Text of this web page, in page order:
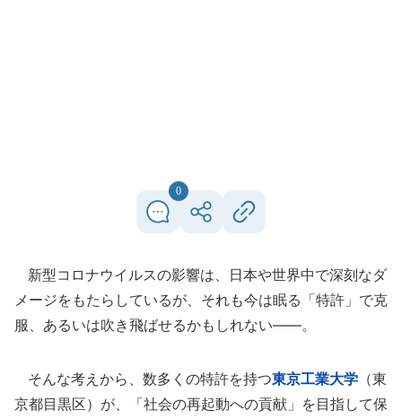
0
新型コロナウイルスの影響は、日本や世界中で深刻なダ
メージをもたらしているが、それも今は眠る「特許」で克
服、あるいは吹き飛ばせるかもしれない――。
そんな考えから、数多くの特許を持つ東京工業大学 （東
京都目黒区）が、「社会の再起動への貢献」を目指して保